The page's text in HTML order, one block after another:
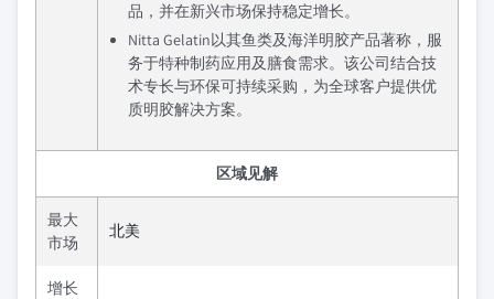
品，并在新兴市场保持稳定增长。
Nitta Gelatin以其鱼类及海洋明胶产品著称，服
务于特种制药应用及膳食需求。该公司结合技
术专长与环保可持续采购，为全球客户提供优
质明胶解决方案。
区域见解
最大
市场
北美
增长